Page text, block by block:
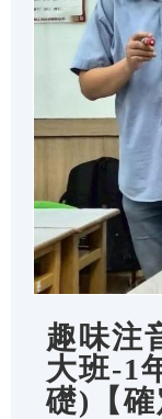
趣味注
大班-1
礎)【確